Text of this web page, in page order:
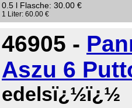
0.5 l Flasche: 30.00 €
1 Liter: 60.00 €
46905 -
Aszu 6
edelsï¿½ï¿½